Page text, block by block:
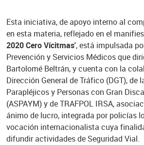
Esta iniciativa, de apoyo interno al
en esta materia, reflejado en el
2020 Cero Vícitmas', está impulsada
Prevención y Servicios Médicos que
Bartolomé Beltrán, y cuenta con la
Dirección General de Tráfico (DGT), de
Parapléjicos y Personas con Gran
(ASPAYM) y de TRAFPOL IRSA,
ánimo de lucro, integrada por policías
vocación internacionalista cuya
difundir actividades de Seguridad Vial.